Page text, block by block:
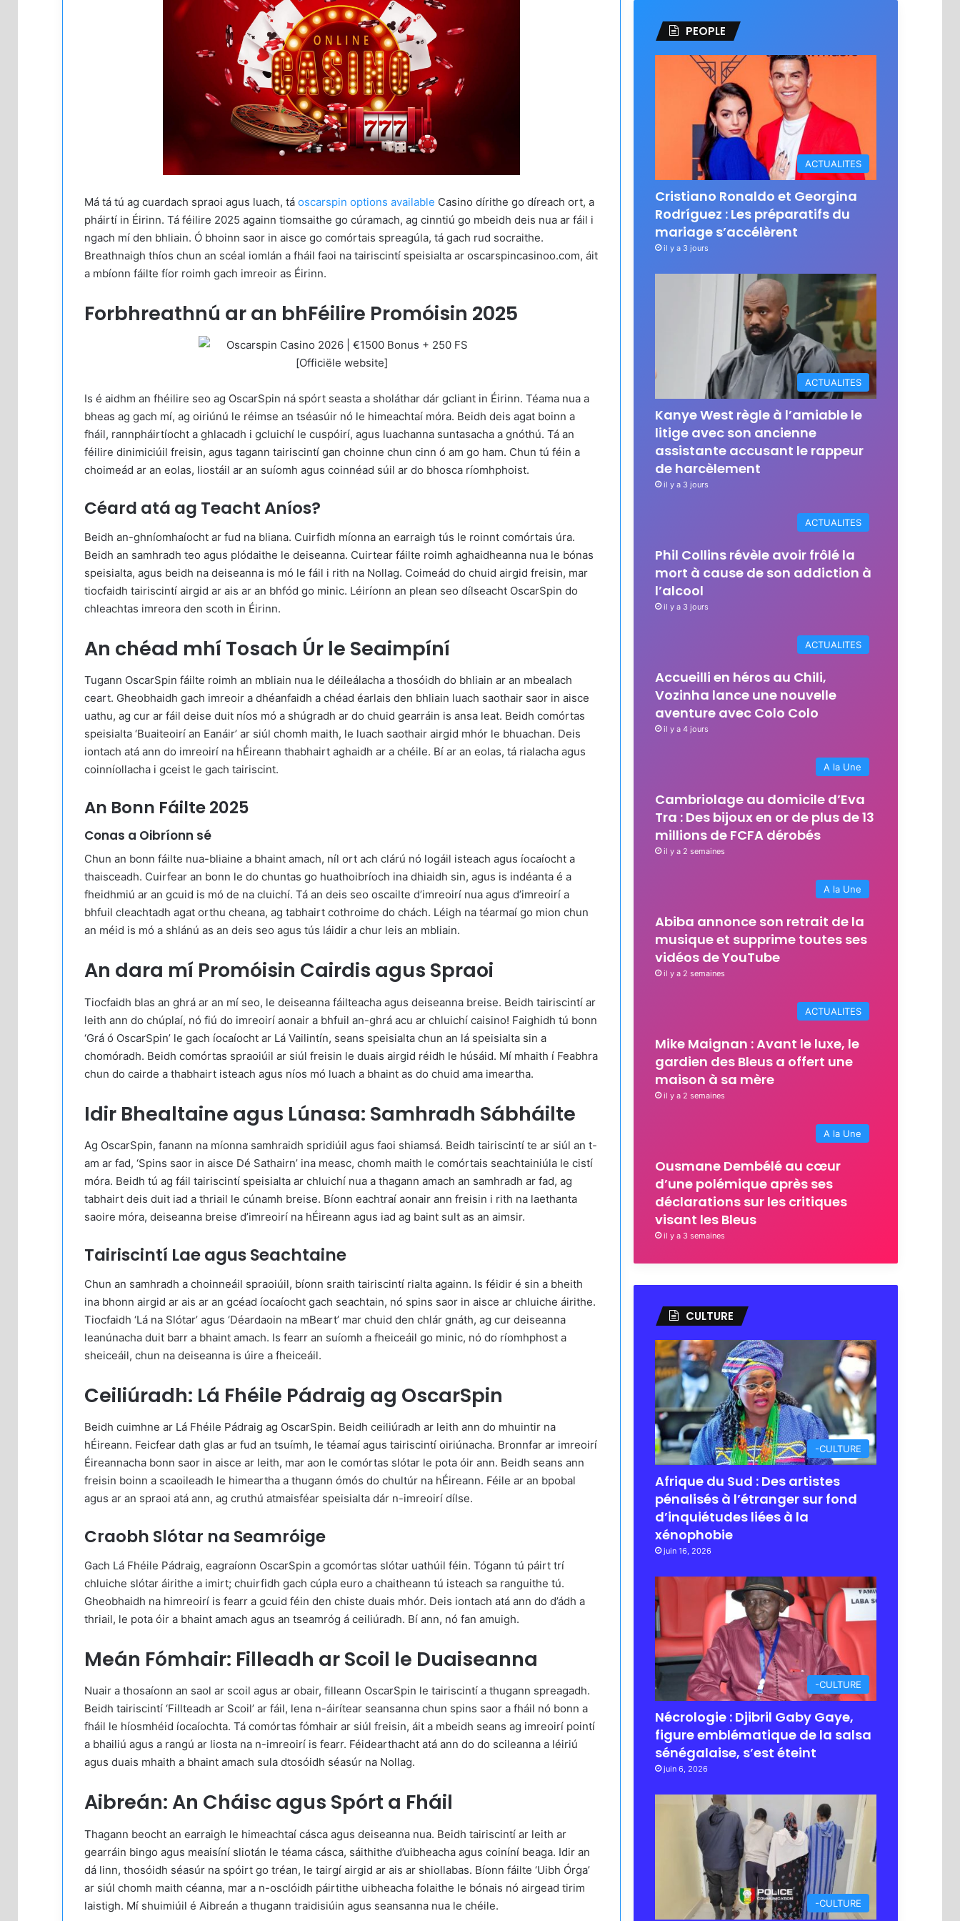
Má tá tú ag cuardach spraoi agus luach, tá oscarspin options available Casino dírithe go díreach ort, a
pháirtí in Éirinn. Tá féilire 2025 againn tiomsaithe go cúramach, ag cinntiú go mbeidh deis nua ar fáil i
ngach mí den bhliain. Ó bhoinn saor in aisce go comórtais spreagúla, tá gach rud socraithe.
Breathnaigh thíos chun an scéal iomlán a fháil faoi na tairiscintí speisialta ar oscarspincasinoo.com, áit
a mbíonn fáilte fíor roimh gach imreoir as Éirinn.
Forbhreathnú ar an bhFéilire Promóisin 2025
Is é aidhm an fhéilire seo ag OscarSpin ná spórt seasta a sholáthar dár gcliant in Éirinn. Téama nua a
bheas ag gach mí, ag oiriúnú le réimse an tséasúir nó le himeachtaí móra. Beidh deis agat boinn a
fháil, rannpháirtíocht a ghlacadh i gcluichí le cuspóirí, agus luachanna suntasacha a gnóthú. Tá an
féilire dinimiciúil freisin, agus tagann tairiscintí gan choinne chun cinn ó am go ham. Chun tú féin a
choimeád ar an eolas, liostáil ar an suíomh agus coinnéad súil ar do bhosca ríomhphoist.
Céard atá ag Teacht Aníos?
Beidh an-ghníomhaíocht ar fud na bliana. Cuirfidh míonna an earraigh tús le roinnt comórtais úra.
Beidh an samhradh teo agus plódaithe le deiseanna. Cuirtear fáilte roimh aghaidheanna nua le bónas
speisialta, agus beidh na deiseanna is mó le fáil i rith na Nollag. Coimeád do chuid airgid freisin, mar
tiocfaidh tairiscintí airgid ar ais ar an bhfód go minic. Léiríonn an plean seo dílseacht OscarSpin do
chleachtas imreora den scoth in Éirinn.
An chéad mhí Tosach Úr le Seaimpíní
Tugann OscarSpin fáilte roimh an mbliain nua le déileálacha a thosóidh do bhliain ar an mbealach
ceart. Gheobhaidh gach imreoir a dhéanfaidh a chéad éarlais den bhliain luach saothair saor in aisce
uathu, ag cur ar fáil deise duit níos mó a shúgradh ar do chuid gearráin is ansa leat. Beidh comórtas
speisialta ‘Buaiteoirí an Eanáir’ ar siúl chomh maith, le luach saothair airgid mhór le bhuachan. Deis
iontach atá ann do imreoirí na hÉireann thabhairt aghaidh ar a chéile. Bí ar an eolas, tá rialacha agus
coinníollacha i gceist le gach tairiscint.
An Bonn Fáilte 2025
Conas a Oibríonn sé
Chun an bonn fáilte nua-bliaine a bhaint amach, níl ort ach clárú nó logáil isteach agus íocaíocht a
thaisceadh. Cuirfear an bonn le do chuntas go huathoibríoch ina dhiaidh sin, agus is indéanta é a
fheidhmiú ar an gcuid is mó de na cluichí. Tá an deis seo oscailte d’imreoirí nua agus d’imreoirí a
bhfuil cleachtadh agat orthu cheana, ag tabhairt cothroime do chách. Léigh na téarmaí go mion chun
an méid is mó a shlánú as an deis seo agus tús láidir a chur leis an mbliain.
An dara mí Promóisin Cairdis agus Spraoi
Tiocfaidh blas an ghrá ar an mí seo, le deiseanna fáilteacha agus deiseanna breise. Beidh tairiscintí ar
leith ann do chúplaí, nó fiú do imreoirí aonair a bhfuil an-ghrá acu ar chluichí caisino! Faighidh tú bonn
‘Grá ó OscarSpin’ le gach íocaíocht ar Lá Vailintín, seans speisialta chun an lá speisialta sin a
chomóradh. Beidh comórtas spraoiúil ar siúl freisin le duais airgid réidh le húsáid. Mí mhaith í Feabhra
chun do cairde a thabhairt isteach agus níos mó luach a bhaint as do chuid ama imeartha.
Idir Bhealtaine agus Lúnasa: Samhradh Sábháilte
Ag OscarSpin, fanann na míonna samhraidh spridiúil agus faoi shiamsá. Beidh tairiscintí te ar siúl an t-
am ar fad, ‘Spins saor in aisce Dé Sathairn’ ina measc, chomh maith le comórtais seachtainiúla le cistí
móra. Beidh tú ag fáil tairiscintí speisialta ar chluichí nua a thagann amach an samhradh ar fad, ag
tabhairt deis duit iad a thriail le cúnamh breise. Bíonn eachtraí aonair ann freisin i rith na laethanta
saoire móra, deiseanna breise d’imreoirí na hÉireann agus iad ag baint sult as an aimsir.
Tairiscintí Lae agus Seachtaine
Chun an samhradh a choinneáil spraoiúil, bíonn sraith tairiscintí rialta againn. Is féidir é sin a bheith
ina bhonn airgid ar ais ar an gcéad íocaíocht gach seachtain, nó spins saor in aisce ar chluiche áirithe.
Tiocfaidh ‘Lá na Slótar’ agus ‘Déardaoin na mBeart’ mar chuid den chlár gnáth, ag cur deiseanna
leanúnacha duit barr a bhaint amach. Is fearr an suíomh a fheiceáil go minic, nó do ríomhphost a
sheiceáil, chun na deiseanna is úire a fheiceáil.
Ceiliúradh: Lá Fhéile Pádraig ag OscarSpin
Beidh cuimhne ar Lá Fhéile Pádraig ag OscarSpin. Beidh ceiliúradh ar leith ann do mhuintir na
hÉireann. Feicfear dath glas ar fud an tsuímh, le téamaí agus tairiscintí oiriúnacha. Bronnfar ar imreoirí
Éireannacha bonn saor in aisce ar leith, mar aon le comórtas slótar le pota óir ann. Beidh seans ann
freisin boinn a scaoileadh le himeartha a thugann ómós do chultúr na hÉireann. Féile ar an bpobal
agus ar an spraoi atá ann, ag cruthú atmaisféar speisialta dár n-imreoirí dílse.
Craobh Slótar na Seamróige
Gach Lá Fhéile Pádraig, eagraíonn OscarSpin a gcomórtas slótar uathúil féin. Tógann tú páirt trí
chluiche slótar áirithe a imirt; chuirfidh gach cúpla euro a chaitheann tú isteach sa ranguithe tú.
Gheobhaidh na himreoirí is fearr a gcuid féin den chiste duais mhór. Deis iontach atá ann do d’ádh a
thriail, le pota óir a bhaint amach agus an tseamróg á ceiliúradh. Bí ann, nó fan amuigh.
Meán Fómhair: Filleadh ar Scoil le Duaiseanna
Nuair a thosaíonn an saol ar scoil agus ar obair, filleann OscarSpin le tairiscintí a thugann spreagadh.
Beidh tairiscintí ‘Fillteadh ar Scoil’ ar fáil, lena n-áirítear seansanna chun spins saor a fháil nó bonn a
fháil le híosmhéid íocaíochta. Tá comórtas fómhair ar siúl freisin, áit a mbeidh seans ag imreoirí pointí
a bhailiú agus a rangú ar liosta na n-imreoirí is fearr. Féidearthacht atá ann do do scileanna a léiriú
agus duais mhaith a bhaint amach sula dtosóidh séasúr na Nollag.
Aibreán: An Cháisc agus Spórt a Fháil
Thagann beocht an earraigh le himeachtaí cásca agus deiseanna nua. Beidh tairiscintí ar leith ar
gearráin bingo agus meaisíní sliotán le téama cásca, sáithithe d’uibheacha agus coiníní beaga. Idir an
dá linn, thosóidh séasúr na spóirt go tréan, le tairgí airgid ar ais ar shiollabas. Bíonn fáilte ‘Uibh Órga’
ar siúl chomh maith céanna, mar a n-osclóidh páirtithe uibheacha folaithe le bónais nó airgead tirim
laistigh. Mí shuimiúil é Aibreán a thugann traidisiúin agus seansanna nua le chéile.
PEOPLE
ACTUALITES
Cristiano Ronaldo et Georgina
Rodríguez : Les préparatifs du
mariage s’accélèrent
il y a 3 jours
ACTUALITES
Kanye West règle à l’amiable le
litige avec son ancienne
assistante accusant le rappeur
de harcèlement
il y a 3 jours
ACTUALITES
Phil Collins révèle avoir frôlé la
mort à cause de son addiction à
l’alcool
il y a 3 jours
ACTUALITES
Accueilli en héros au Chili,
Vozinha lance une nouvelle
aventure avec Colo Colo
il y a 4 jours
A la Une
Cambriolage au domicile d’Eva
Tra : Des bijoux en or de plus de 13
millions de FCFA dérobés
il y a 2 semaines
A la Une
Abiba annonce son retrait de la
musique et supprime toutes ses
vidéos de YouTube
il y a 2 semaines
ACTUALITES
Mike Maignan : Avant le luxe, le
gardien des Bleus a offert une
maison à sa mère
il y a 2 semaines
A la Une
Ousmane Dembélé au cœur
d’une polémique après ses
déclarations sur les critiques
visant les Bleus
il y a 3 semaines
CULTURE
-CULTURE
Afrique du Sud : Des artistes
pénalisés à l’étranger sur fond
d’inquiétudes liées à la
xénophobie
juin 16, 2026
-CULTURE
Nécrologie : Djibril Gaby Gaye,
figure emblématique de la salsa
sénégalaise, s’est éteint
juin 6, 2026
-CULTURE